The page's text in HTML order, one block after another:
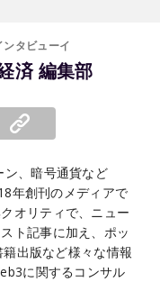
タビューイ
済 編集部
ン、暗号通貨など
年創刊のメディアで
オリティで、ニュー
ト記事に加え、ポッ
出版など様々な情報
に関するコンサル